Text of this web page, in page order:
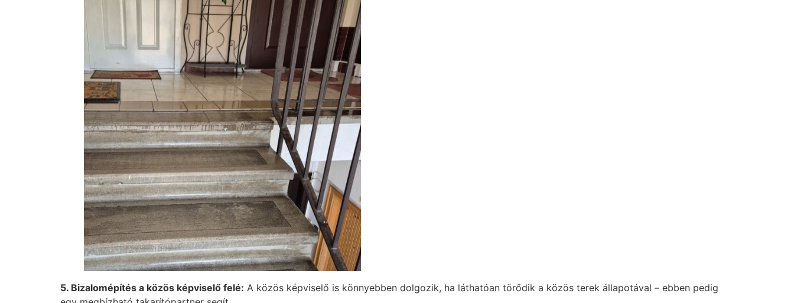
5. Bizalomépítés a közös képviselő felé: A közös képviselő is könnyebben dolgozik, ha láthatóan törődik a közös terek állapotával – ebben pedig